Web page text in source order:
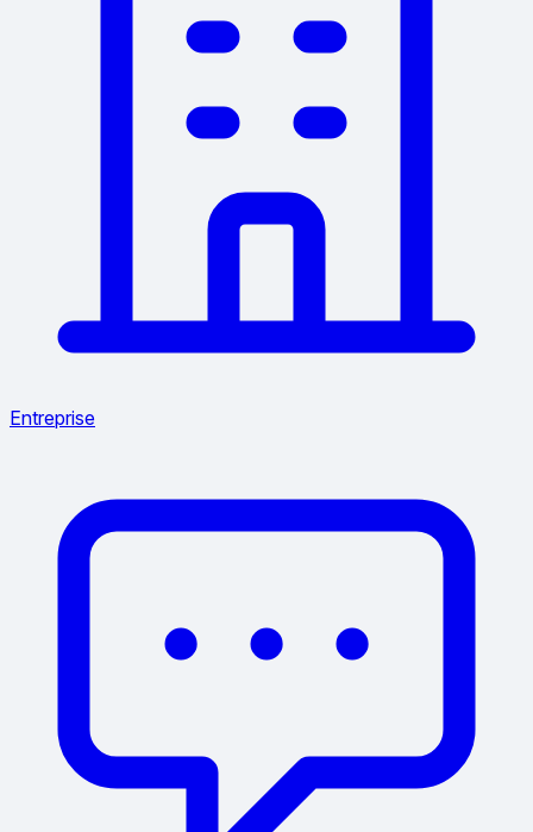
Entreprise